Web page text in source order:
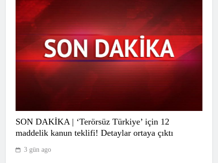
SON DAKİKA | ‘Terörsüz Türkiye’ için 12
maddelik kanun teklifi! Detaylar ortaya çıktı
3 gün ago
Kapadokya Motor Sporları
Kompleksi’nde ilk resmi yarış heyecanı
başladı
SPOR
8
prensip anlaşmasına vardı